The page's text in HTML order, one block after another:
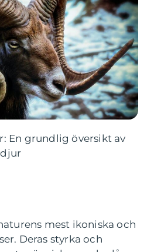
En grundlig översikt av
mest ikoniska och
Deras styrka och